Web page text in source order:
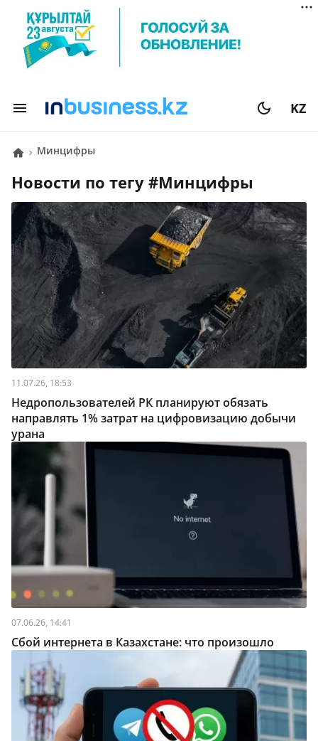
KZ
Минцифры
Новости по тегу # Минцифры
11.07.26, 18:53
Недропользователей РК планируют обязать
направлять 1% затрат на цифровизацию добычи
урана
07.06.26, 14:41
Сбой интернета в Казахстане: что произошло